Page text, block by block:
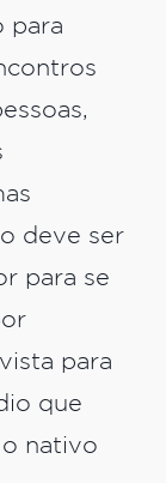
para
deve ser
para se
para
que
nativo